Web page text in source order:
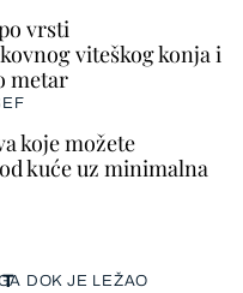
DOK JE LEŽAO
vrsti
viteškog konja i
metar
koje možete
kuće uz minimalna